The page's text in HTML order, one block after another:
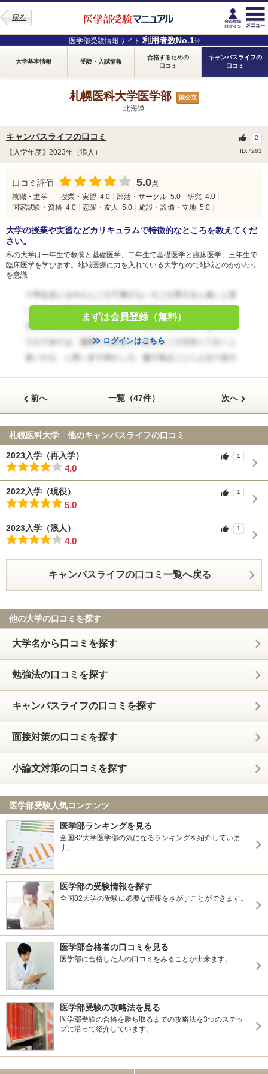
戻る
医学部受験情報サイト 利用者数No.1※
大学基本情報 受験・入試情報
合格するための
口コミ
キャンパスライフの
口コミ
札幌医科大学医学部 国公立
北海道
キャンパスライフの口コミ
【入学年度】2023年（浪人） ID:7281
2
口コミ評価 5.0点
就職・進学 - 授業・実習 4.0 部活・サークル 5.0 研究 4.0
国家試験・資格 4.0 恋愛・友人 5.0 施設・設備・立地 5.0
大学の授業や実習などカリキュラムで特徴的なところを教えてくだ
さい。
私の大学は一年生で教養と基礎医学、二年生で基礎医学と臨床医学、三年生で
臨床医学を学びます。地域医療に力を入れている大学なので地域とのかかわり
を意識...
まずは会員登録（無料）
ログインはこちら
前へ 一覧（47件） 次へ
札幌医科大学 他のキャンパスライフの口コミ
2023入学（再入学）
4.0
1
2022入学（現役）
5.0
1
2023入学（浪人）
4.0
1
キャンパスライフの口コミ一覧へ戻る
他の大学の口コミを探す
大学名から口コミを探す
勉強法の口コミを探す
キャンパスライフの口コミを探す
面接対策の口コミを探す
小論文対策の口コミを探す
医学部受験人気コンテンツ
医学部ランキングを見る
全国82大学医学部の気になるランキングを紹介していま
す。
医学部の受験情報を探す
全国82大学の受験に必要な情報をさがすことができます。
医学部合格者の口コミを見る
医学部に合格した人の口コミをみることが出来ます。
医学部受験の攻略法を見る
医学部受験の合格を勝ち取るまでの攻略法を3つのステッ
プに沿って紹介しています。